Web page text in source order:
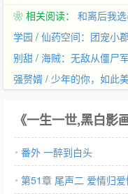
❀ 相关阅读： 和离后我
学园 / 仙药空间：团宠小
别甜 / 海贼：无敌从僵尸
强赘婿 / 少年的你，如此
《一生一世,黑白影
番外 一醉到白头
第51章 尾声二 爱情归